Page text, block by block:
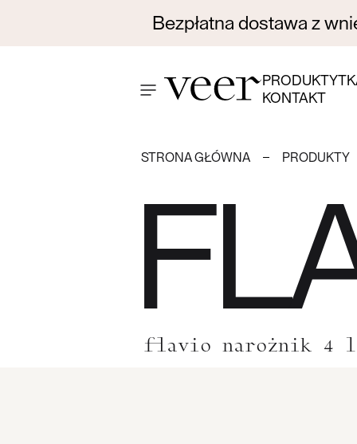
Bezpłatna dostawa z
PRODUKTY
KONTAKT
STRONA GŁÓWNA PRODUKTY
flavio narożnik 4